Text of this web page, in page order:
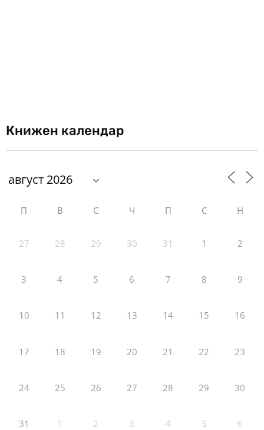
Книжен календар
П В С Ч П С Н
27 28 29 30 31 1 2
3 4 5 6 7 8 9
10 11 12 13 14 15 16
17 18 19 20 21 22 23
24 25 26 27 28 29 30
31 1 2 3 4 5 6